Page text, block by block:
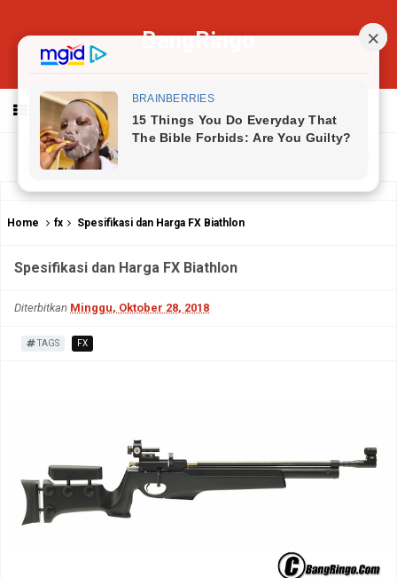
BangRingo
MENU
Home fx Spesifikasi dan Harga FX Biathlon
Spesifikasi dan Harga FX Biathlon
Diterbitkan Minggu, Oktober 28, 2018
TAGS FX